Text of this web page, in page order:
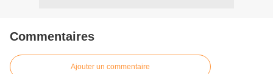
Commentaires
Ajouter un commentaire